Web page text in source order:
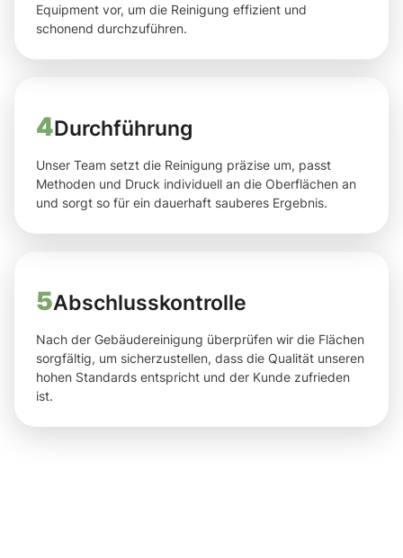
Equipment vor, um die Reinigung effizient und
schonend durchzuführen.
4Durchführung
Unser Team setzt die Reinigung präzise um, passt
Methoden und Druck individuell an die Oberflächen an
und sorgt so für ein dauerhaft sauberes Ergebnis.
5Abschlusskontrolle
Nach der Gebäudereinigung überprüfen wir die Flächen
sorgfältig, um sicherzustellen, dass die Qualität unseren
hohen Standards entspricht und der Kunde zufrieden
ist.